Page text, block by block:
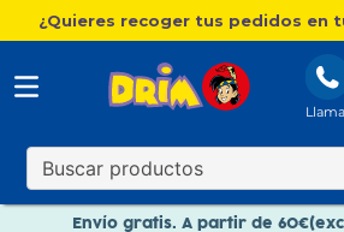
¿Quieres recoger tus pedidos en
Envío gratis. A partir de